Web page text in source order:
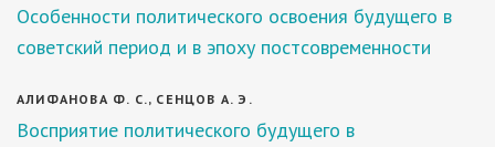
Особенности политического освоения будущего в
советский период и в эпоху постсовременности
АЛИФАНОВА Ф. С., СЕНЦОВ А. Э.
Восприятие политического будущего в